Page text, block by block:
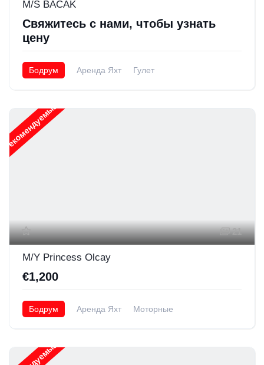
M/S BACAK
Свяжитесь с нами, чтобы узнать
цену
Бодрум Аренда Яхт Гулет
Рекомендуемые
21
M/Y Princess Olcay
€1,200
Бодрум Аренда Яхт Моторные